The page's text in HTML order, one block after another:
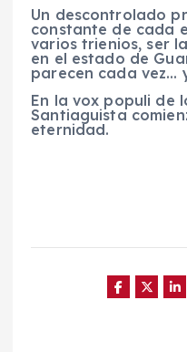
Un descontrolado
constante de cada
varios trienios, ser
en el estado de
parecen cada vez…
En la vox populi de
Santiaguista
eternidad.